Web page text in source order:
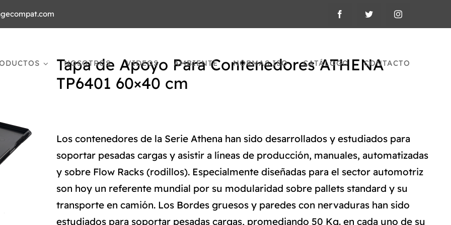
NOSOTROS VIDEOS AMBIENTE NORMAS ISO CATÁLOGO CONTACTO
Tapa de Apoyo Para Contenedores ATHENA
TP6401 60×40 cm
Los contenedores de la Serie Athena han sido desarrollados y estudiados para
soportar pesadas cargas y asistir a líneas de producción, manuales, automatizadas
y sobre Flow Racks (rodillos). Especialmente diseñadas para el sector automotriz
son hoy un referente mundial por su modularidad sobre pallets standard y su
transporte en camión. Los Bordes gruesos y paredes con nervaduras han sido
estudiados para soportar pesadas cargas, promediando 50 Kg. en cada uno de su